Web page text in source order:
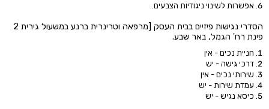
אפשרות לשינוי ניגודיות הצבעים.
הסדרי נגישות פיזיים בבית העסק [מרפאה וטרינרית ברנע במשעול גירית 2
פינת רח' הגמל, באר שבע.
חניית נכים - אין
דרכי גישה - יש
שירותי נכים - אין
עמדת שירות - יש
כיסא נגיש - יש